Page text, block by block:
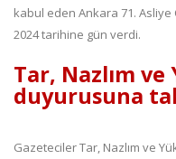
kabul eden Ankara 71.
2024 tarihine gün verdi.
Tar, Nazlım ve
duyurusuna
Gazeteciler Tar, Nazlım ve